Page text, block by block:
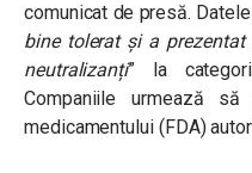
comunicat de presă.
bine tolerat și a
neutralizanți” la
Companiile urmează
medicamentului (FDA)